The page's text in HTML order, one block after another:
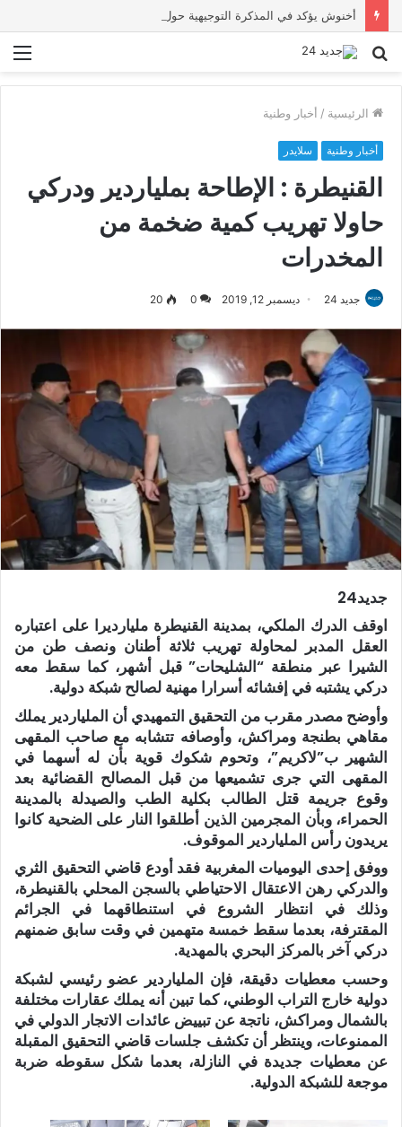
بحث
الرئيسية / أخبار وطنية
أخبار وطنية سلايدر
القنيطرة : الإطاحة بملياردير ودركي
حاولا تهريب كمية ضخمة من
المخدرات
جديد 24 ديسمبر 12, 2019 0
20
جديد24
اوقف الدرك الملكي، بمدينة القنيطرة مليارديرا على اعتباره
العقل المدبر لمحاولة تهريب ثلاثة أطنان ونصف طن من
الشيرا عبر منطقة “الشليحات” قبل أشهر، كما سقط معه
دركي يشتبه في إفشائه أسرارا مهنية لصالح شبكة دولية.
وأوضح مصدر مقرب من التحقيق التمهيدي أن الملياردير يملك
مقاهي بطنجة ومراكش، وأوصافه تتشابه مع صاحب المقهى
الشهير ب”لاكريم”، وتحوم شكوك قوية بأن له أسهما في
المقهى التي جرى تشميعها من قبل المصالح القضائية بعد
وقوع جريمة قتل الطالب بكلية الطب والصيدلة بالمدينة
الحمراء، وبأن المجرمين الذين أطلقوا النار على الضحية كانوا
يريدون رأس الملياردير الموقوف.
ووفق إحدى اليوميات المغربية فقد أودع قاضي التحقيق الثري
والدركي رهن الاعتقال الاحتياطي بالسجن المحلي بالقنيطرة،
وذلك في انتظار الشروع في استنطاقهما في الجرائم
المقترفة، بعدما سقط خمسة متهمين في وقت سابق ضمنهم
دركي آخر بالمركز البحري بالمهدية.
وحسب معطيات دقيقة، فإن الملياردير عضو رئيسي لشبكة
دولية خارج التراب الوطني، كما تبين أنه يملك عقارات مختلفة
بالشمال ومراكش، ناتجة عن تبييض عائدات الاتجار الدولي في
الممنوعات، وينتظر أن تكشف جلسات قاضي التحقيق المقبلة
عن معطيات جديدة في النازلة، بعدما شكل سقوطه ضربة
موجعة للشبكة الدولية.